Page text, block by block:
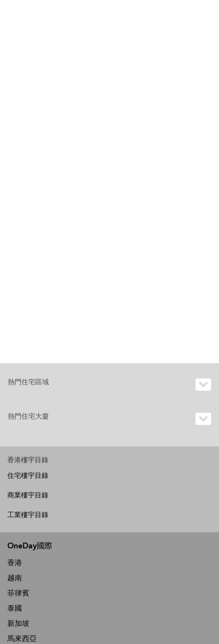
熱門住宅區域
熱門住宅大廈
香港樓宇目錄
住宅樓宇目錄
商業樓宇目錄
工業樓宇目錄
OneDay國際
香港
越南
菲律賓
泰國
新加坡
馬來西亞